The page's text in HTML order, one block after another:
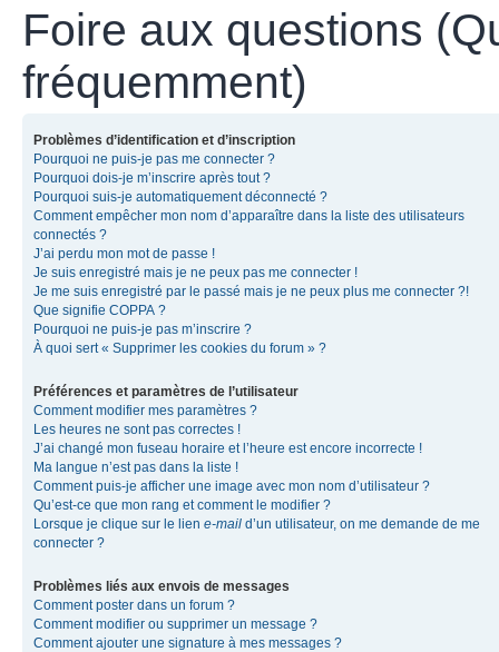
Foire aux questions
fréquemment)
Problèmes d’identification et d’inscription
Pourquoi ne puis-je pas me connecter ?
Pourquoi dois-je m’inscrire après tout ?
Pourquoi suis-je automatiquement déconnecté ?
Comment empêcher mon nom d’apparaître dans la liste des utilisateurs
connectés ?
J’ai perdu mon mot de passe !
Je suis enregistré mais je ne peux pas me connecter !
Je me suis enregistré par le passé mais je ne peux plus me connecter ?!
Que signifie COPPA ?
Pourquoi ne puis-je pas m’inscrire ?
À quoi sert « Supprimer les cookies du forum » ?
Préférences et paramètres de l’utilisateur
Comment modifier mes paramètres ?
Les heures ne sont pas correctes !
J’ai changé mon fuseau horaire et l’heure est encore incorrecte !
Ma langue n’est pas dans la liste !
Comment puis-je afficher une image avec mon nom d’utilisateur ?
Qu’est-ce que mon rang et comment le modifier ?
Lorsque je clique sur le lien e-mail d’un utilisateur, on me demande de me
connecter ?
Problèmes liés aux envois de messages
Comment poster dans un forum ?
Comment modifier ou supprimer un message ?
Comment ajouter une signature à mes messages ?